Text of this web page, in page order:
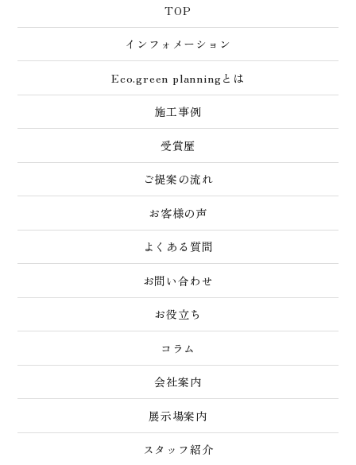
TOP
インフォメーション
Eco.green planningとは
施工事例
受賞歴
ご提案の流れ
お客様の声
よくある質問
お問い合わせ
お役立ち
コラム
会社案内
展示場案内
スタッフ紹介